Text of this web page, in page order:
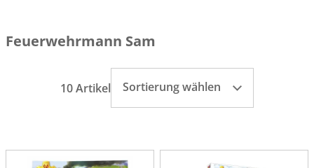
Feuerwehrmann Sam
10 Artikel Sortierung wählen